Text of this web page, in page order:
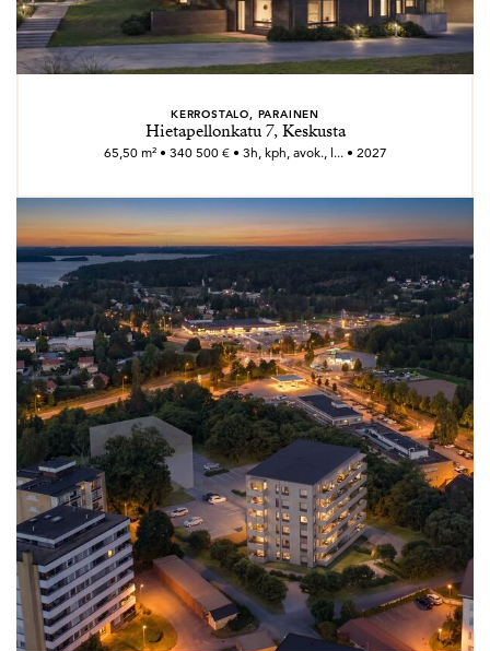
KERROSTALO, PARAINEN
Hietapellonkatu 7, Keskusta
65,50 m² • 340 500 € • 3h, kph, avok., l... • 2027